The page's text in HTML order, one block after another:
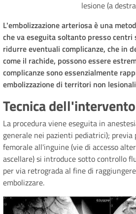
lesione (a
L'embolizzazione arteriosa è una
che va eseguita soltanto presso
ridurre eventuali complicanze, che in
come il rachide, possono essere
complicanze sono essenzialmente
embolizzazione di territori non
Tecnica dell'intervento
La procedura viene eseguita in
generale nei pazienti pediatrici);
femorale all'inguine (vie di accesso
ascellare) si introduce sotto controllo
per via retrograda al fine di
embolizzare.